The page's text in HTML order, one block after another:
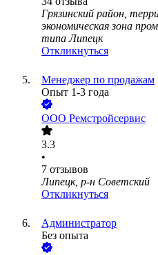
Грязинский район,
экономическая зона
типа Липецк
Откликнуться
Менеджер по продажам
Опыт 1-3 года
ООО Ремстройсервис
3.3
•
7 отзывов
Липецк, р-н Советский
Откликнуться
Администратор
Без опыта